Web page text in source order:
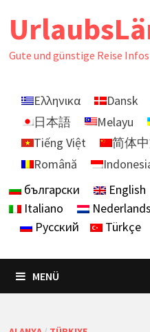
Gute und günstige Reise Infos
Ελληνικα Dansk
日本語
Melayu
Tiếng Việt
简体
Română
български
English
Italiano
Nederlands
Русский
Türkçe
MENÜ